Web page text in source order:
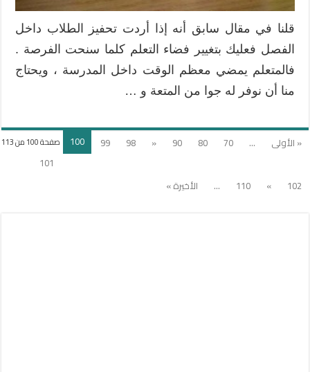
قلنا في مقال سابق أنه إذا أردت تحفيز الطلاب داخل
الفصل فعليك بتغيير فضاء التعلم كلما سنحت الفرصة .
فالمتعلم يمضي معظم الوقت داخل المدرسة ، ويحتاج
منا أن نوفر له جوا من المتعة و …
صفحة 100 من 113 « الأولى ...
70
80
90
«
98
99
100
101
102
»
110
... الأخيرة »